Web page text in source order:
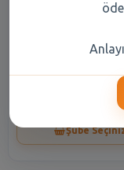
gr
Şube